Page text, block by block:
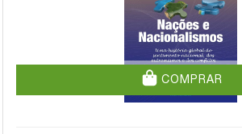
COMPRAR